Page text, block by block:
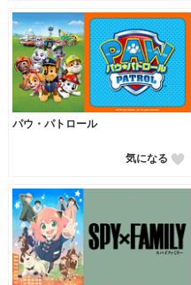
パウ・パトロール
気になる